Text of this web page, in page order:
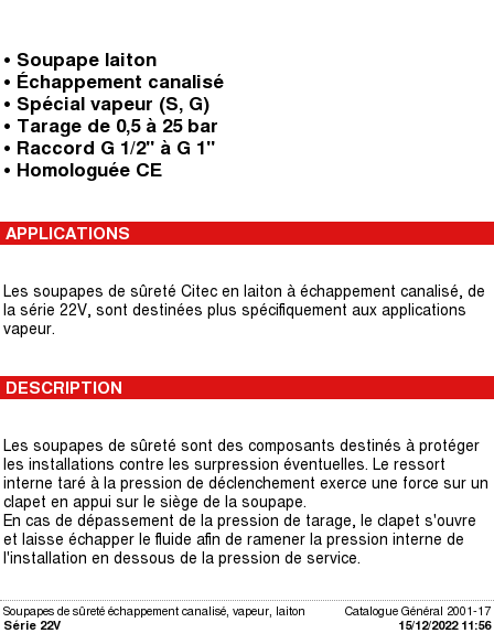
• Soupape laiton
• Échappement canalisé
• Spécial vapeur (S, G)
• Tarage de 0,5 à 25 bar
• Raccord G 1/2" à G 1"
• Homologuée CE
APPLICATIONS
Les soupapes de sûreté Citec en laiton à échappement canalisé, de
la série 22V, sont destinées plus spécifiquement aux applications
vapeur.
DESCRIPTION
Les soupapes de sûreté sont des composants destinés à protéger
les installations contre les surpression éventuelles. Le ressort
interne taré à la pression de déclenchement exerce une force sur un
clapet en appui sur le siège de la soupape.
En cas de dépassement de la pression de tarage, le clapet s'ouvre
et laisse échapper le fluide afin de ramener la pression interne de
l'installation en dessous de la pression de service.
Catalogue Général 2001-17
15/12/2022 11:56
Soupapes de sûreté échappement canalisé, vapeur, laiton
Série 22V